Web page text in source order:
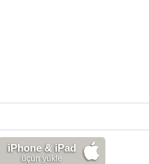
iPhone & iPad
üçün yükle